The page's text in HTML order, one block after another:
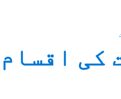
کی اقسام